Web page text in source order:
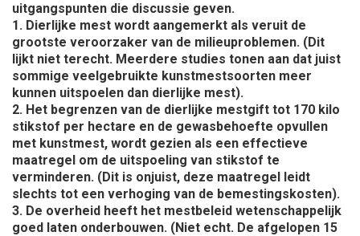
uitgangspunten die discussie geven.
1. Dierlijke mest wordt aangemerkt als veruit de
grootste veroorzaker van de milieuproblemen. (Dit
lijkt niet terecht. Meerdere studies tonen aan dat juist
sommige veelgebruikte kunstmestsoorten meer
kunnen uitspoelen dan dierlijke mest).
2. Het begrenzen van de dierlijke mestgift tot 170 kilo
stikstof per hectare en de gewasbehoefte opvullen
met kunstmest, wordt gezien als een effectieve
maatregel om de uitspoeling van stikstof te
verminderen. (Dit is onjuist, deze maatregel leidt
slechts tot een verhoging van de bemestingskosten).
3. De overheid heeft het mestbeleid wetenschappelijk
goed laten onderbouwen. (Niet echt. De afgelopen 15